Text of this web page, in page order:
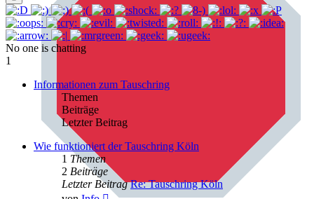
No one is chatting
1
Informationen zum Tauschring
Themen
Beiträge
Letzter Beitrag
Wie funktioniert der Tauschring Köln
1 Themen
2 Beiträge
Letzter Beitrag Re: Tauschring Köln
Neuester